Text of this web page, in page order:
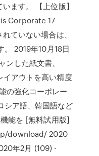
ます。 【上位版】
Corporate 17
ていない場合は、
2019年10月18日
した紙文書、
イアウトを高い精度
の強化コーポレー
シア語、韓国語など
能を [無料試用版]
download/ 2020
年2月 (109) ·